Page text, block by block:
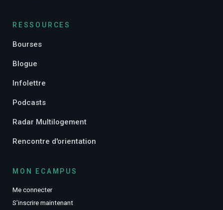
RESSOURCES
Bourses
Blogue
Infolettre
Podcasts
Radar Multilogement
Rencontre d'orientation
MON ECAMPUS
Me connecter
S’inscrire maintenant